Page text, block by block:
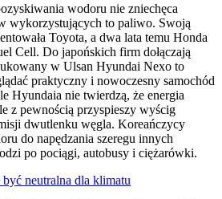
wodoru nie zniechęca
wykorzystujących to paliwo. Swoją
Toyota, a dwa lata temu Honda
Cell. Do japońskich firm dołączają
w Ulsan Hyundai Nexo to
praktyczny i nowoczesny samochód
Hyundaia nie twierdzą, że energia
z pewnością przyspieszy wyścig
dwutlenku węgla. Koreańczycy
do napędzania szeregu innych
po pociągi, autobusy i ciężarówki.
być neutralna dla klimatu